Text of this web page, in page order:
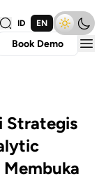
ID EN
Book Demo
Strategis